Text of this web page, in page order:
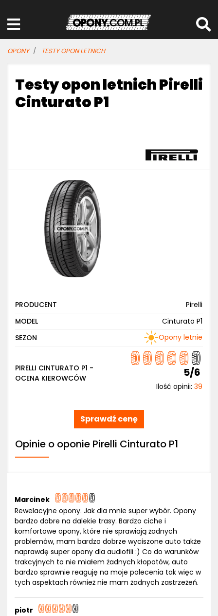
OPONY TESTY OPON LETNICH
Testy opon letnich Pirelli
Cinturato P1
PRODUCENT
Pirelli
MODEL
Cinturato P1
SEZON
Opony letnie
PIRELLI CINTURATO P1 -
OCENA KIEROWCÓW
5/6
Ilość opinii: 39
Sprawdź cenę
Opinie o oponie Pirelli Cinturato P1
Marcinek
Rewelacyjne opony. Jak dla mnie super wybór. Opony
bardzo dobre na dalekie trasy. Bardzo ciche i
komfortowe opony, które nie sprawiają żadnych
problemów, mam bardzo dobrze wyciszone auto także
naprawdę super opony dla audiofili :) Co do warunków
trakcyjnych to nie miałem żadnych kłopotów, auto
bardzo sprawnie reaguję na moje polecenia tak więc w
tych aspektach również nie mam żadnych zastrzeżeń.
piotr